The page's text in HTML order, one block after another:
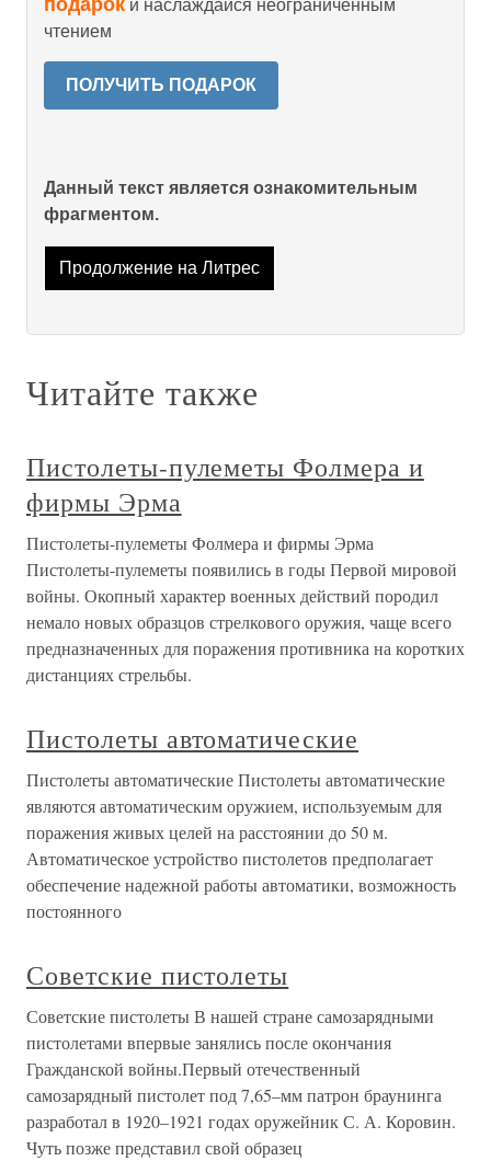
и наслаждайся неограниченным
чтением
ПОЛУЧИТЬ ПОДАРОК
Данный текст является ознакомительным
фрагментом.
Продолжение на Литрес
Читайте также
Пистолеты-пулеметы Фолмера и
фирмы Эрма
Пистолеты-пулеметы Фолмера и фирмы Эрма
Пистолеты-пулеметы появились в годы Первой мировой
войны. Окопный характер военных действий породил
немало новых образцов стрелкового оружия, чаще всего
предназначенных для поражения противника на коротких
дистанциях стрельбы.
Пистолеты автоматические
Пистолеты автоматические Пистолеты автоматические
являются автоматическим оружием, используемым для
поражения живых целей на расстоянии до 50 м.
Автоматическое устройство пистолетов предполагает
обеспечение надежной работы автоматики, возможность
постоянного
Советские пистолеты
Советские пистолеты В нашей стране самозарядными
пистолетами впервые занялись после окончания
Гражданской войны.Первый отечественный
самозарядный пистолет под 7,65–мм патрон браунинга
разработал в 1920–1921 годах оружейник С. А. Коровин.
Чуть позже представил свой образец